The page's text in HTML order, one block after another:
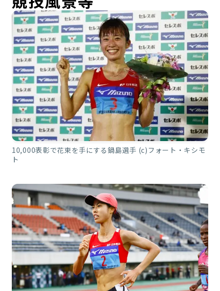
10,000表彰で花束を手にする鍋島選手 (c)フォート・キシモ
ト